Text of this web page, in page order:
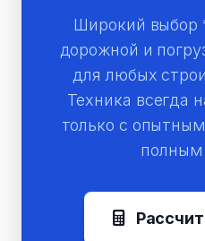
Широкий выбор
дорожной и
для любых
Техника всегда
только с
полным